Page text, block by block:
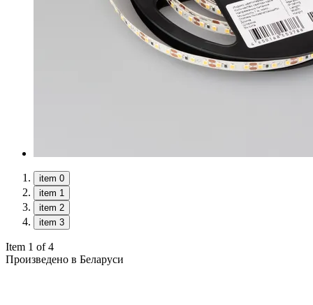
item 0
item 1
item 2
item 3
Item 1 of 4
Произведено в Беларуси